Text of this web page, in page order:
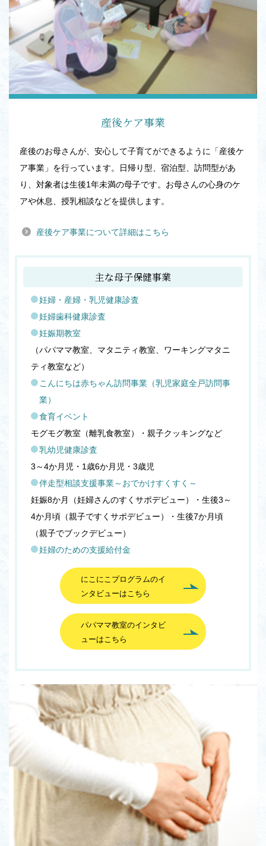
産後ケア事業
産後のお母さんが、安心して子育てができるように「産後ケ
ア事業」を行っています。日帰り型、宿泊型、訪問型があ
り、対象者は生後1年未満の母子です。お母さんの心身のケ
アや休息、授乳相談などを提供します。
産後ケア事業について詳細はこちら
主な母子保健事業
妊婦・産婦・乳児健康診査
妊婦歯科健康診査
妊娠期教室
（パパママ教室、マタニティ教室、ワーキングマタニ
ティ教室など）
こんにちは赤ちゃん訪問事業（乳児家庭全戸訪問事
業）
食育イベント
モグモグ教室（離乳食教室）・親子クッキングなど
乳幼児健康診査
3～4か月児・1歳6か月児・3歳児
伴走型相談支援事業～おでかけすくすく～
妊娠8か月（妊婦さんのすくサポデビュー）・生後3～
4か月頃（親子ですくサポデビュー）・生後7か月頃
（親子でブックデビュー）
妊婦のための支援給付金
にこにこプログラムのイ
ンタビューはこちら
パパママ教室のインタビ
ューはこちら